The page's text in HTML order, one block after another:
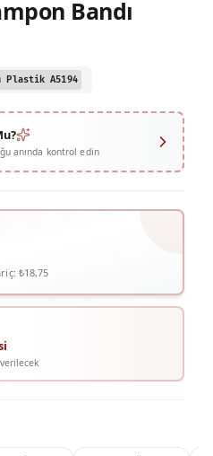
Bandı
Plastik A5194
anında kontrol edin
₺18,75